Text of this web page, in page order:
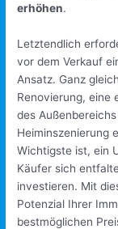
erhöhen.
Letztendlich
vor dem Verkauf
Ansatz. Ganz
Renovierung, eine
des
Heiminszenierung
Wichtigste ist, ein
Käufer sich
investieren. Mit
Potenzial Ihrer
bestmöglichen